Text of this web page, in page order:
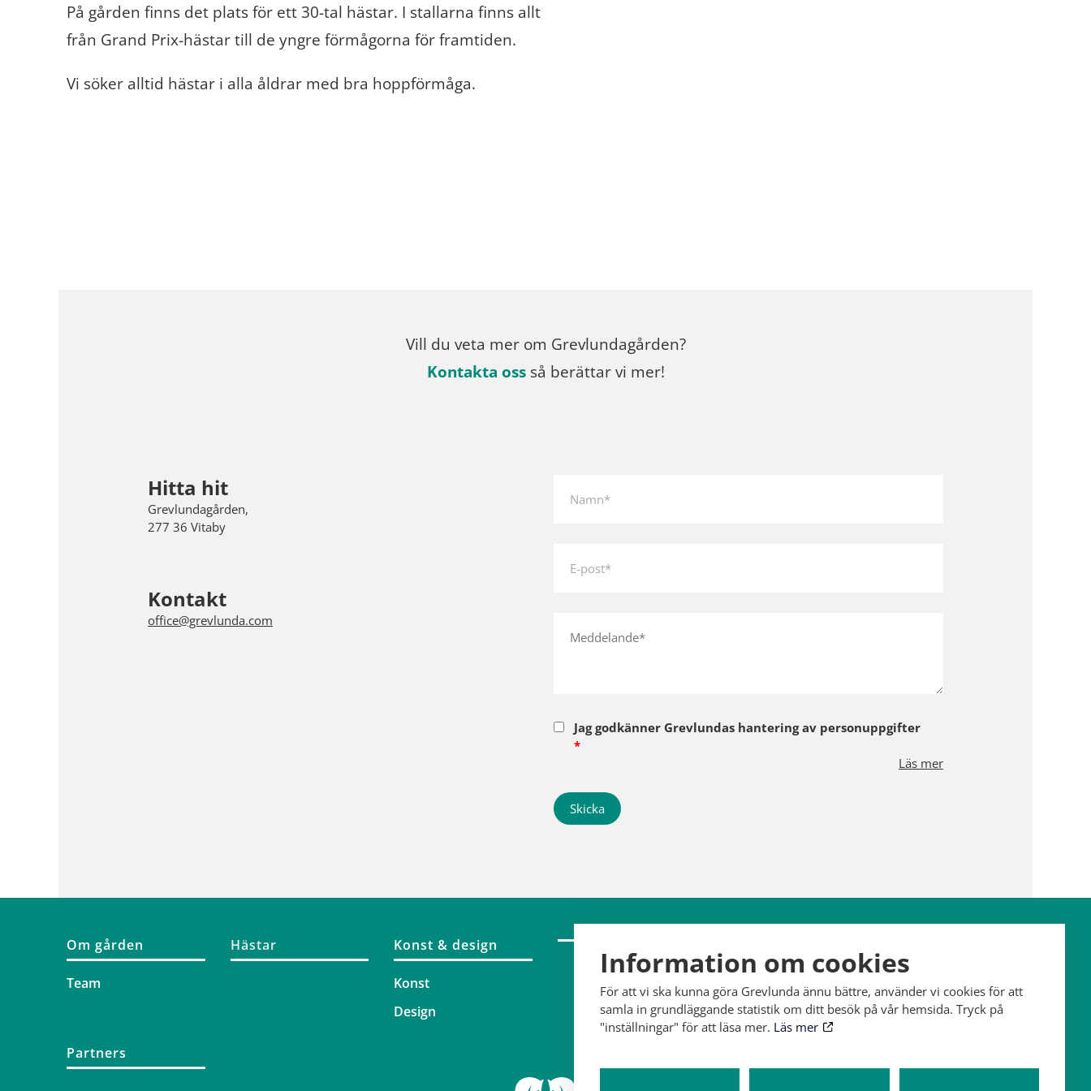
På gården finns det plats för ett 30-tal hästar. I stallarna finns allt
från Grand Prix-hästar till de yngre förmågorna för framtiden.
Vi söker alltid hästar i alla åldrar med bra hoppförmåga.
Vill du veta mer om Grevlundagården?
Kontakta ossså berättar vi mer!
Hitta hit
Grevlundagården,
277 36 Vitaby
Kontakt
office@grevlunda.com
Jag godkänner Grevlundas hantering av personuppgifter
*
Läs mer
Om gården
Team
Partners
Hästar Konst & design
Konst
Design
Grevlundagården
277 36 Vitaby
office@grevlunda.com
Information om cookies
För att vi ska kunna göra Grevlunda ännu bättre, använder vi cookies för att
samla in grundläggande statistik om ditt besök på vår hemsida. Tryck på
"inställningar" för att läsa mer. Läs mer